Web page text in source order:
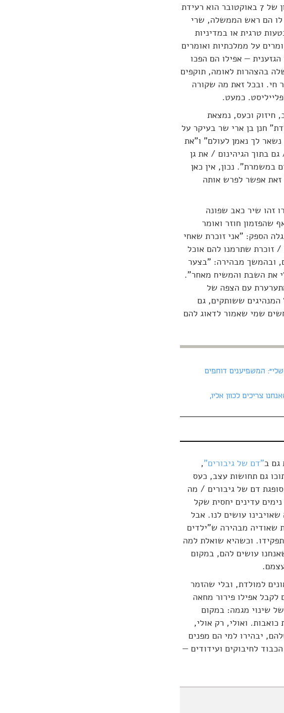
ובכל זאת יש ציפייה שהפעם זה יהיה אחרת, ולו משום שהאסון של 7 באוקטובר הוא רעידת
לו הם ראש הממשלה, שרי
טרגית או במדיניות
על ממלכתיות ואומרים
— אפילו הם הפכו
בהצהרות לאומה, תוקפים
חי. ובכל זאת מה שקורה
כמעט.
חיזוק וכעס, נמצאת
חנן בן ארי שר בעיקר על
לך נאמן לעולם" ו"את
בתוך הגיהינום / את גן
במשמרת". נכון, אין כאן
אפשר לפרש אותה
זהו שיר כאב שפונה
שהפזמון חוזר ואומר
הספק: "אני זוכרת שאחי
/ זוכרת שתרמנו להם אוכל
ובהמשך מבהירה: "בצער
את השבת והמשיח מאחר".
עם הצפה של
ששותקים, גם
שמי שאמור לדאוג להם
שלי": המשפיענים דוחפים
צריכים לכוון אליו,
גם ב"דם של גיבורים",
גם תחושות עצב, כעס
דם של גיבורים / מה
עדינים יחסית שקל
עושים לנו. אבל
23" קשה שלא לראות שאודיה מבהירה ש"ילדים
וכשהיא שואלת למה
עושים להם, במקום
למולדת, ובלי שהזמר
לקבל אפילו פירור מחאה
שינוי מגמה: במקום
ואולי, רק אולי,
יבהירו למי הם מפנים
לחיבוקים ועידודים —